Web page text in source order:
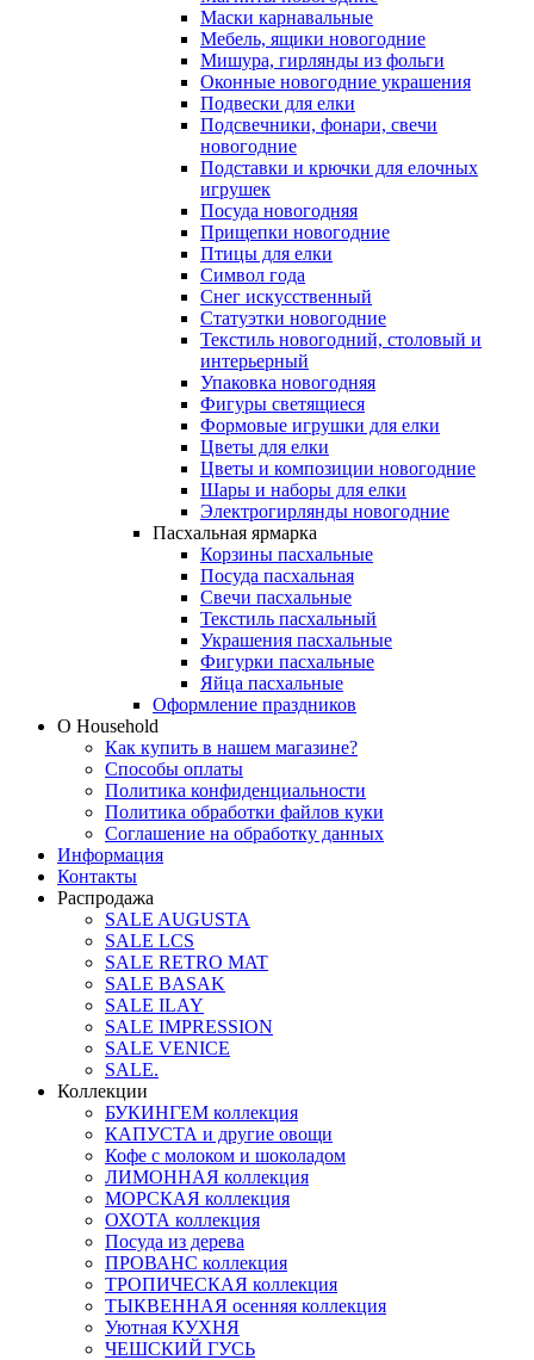
Маски карнавальные
Мебель, ящики новогодние
Мишура, гирлянды из фольги
Оконные новогодние украшения
Подвески для елки
Подсвечники, фонари, свечи
новогодние
Подставки и крючки для елочных
игрушек
Посуда новогодняя
Прищепки новогодние
Птицы для елки
Символ года
Снег искусственный
Статуэтки новогодние
Текстиль новогодний, столовый и
интерьерный
Упаковка новогодняя
Фигуры светящиеся
Формовые игрушки для елки
Цветы для елки
Цветы и композиции новогодние
Шары и наборы для елки
Электрогирлянды новогодние
Пасхальная ярмарка
Корзины пасхальные
Посуда пасхальная
Свечи пасхальные
Текстиль пасхальный
Украшения пасхальные
Фигурки пасхальные
Яйца пасхальные
Оформление праздников
О Household
Как купить в нашем магазине?
Способы оплаты
Политика конфиденциальности
Политика обработки файлов куки
Соглашение на обработку данных
Информация
Контакты
Распродажа
SALE AUGUSTA
SALE LCS
SALE RETRO MAT
SALE BASAK
SALE ILAY
SALE IMPRESSION
SALE VENICE
SALE.
Коллекции
БУКИНГЕМ коллекция
КАПУСТА и другие овощи
Кофе с молоком и шоколадом
ЛИМОННАЯ коллекция
МОРСКАЯ коллекция
ОХОТА коллекция
Посуда из дерева
ПРОВАНС коллекция
ТРОПИЧЕСКАЯ коллекция
ТЫКВЕННАЯ осенняя коллекция
Уютная КУХНЯ
ЧЕШСКИЙ ГУСЬ